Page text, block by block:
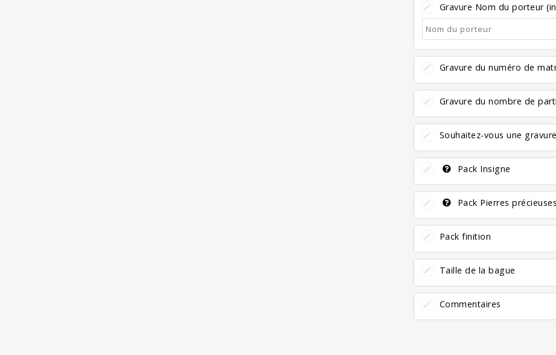
Gravure Nom du porteur
Gravure du numéro de
Gravure du nombre de
Souhaitez-vous une
Pack Insigne
Pack Pierres
Pack finition
Taille de la bague
Commentaires